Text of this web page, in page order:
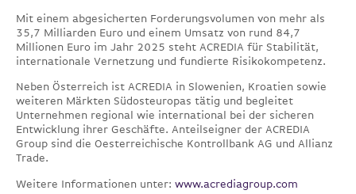
Mit einem abgesicherten Forderungsvolumen von mehr als
35,7 Milliarden Euro und einem Umsatz von rund 84,7
Millionen Euro im Jahr 2025 steht ACREDIA für Stabilität,
internationale Vernetzung und fundierte Risikokompetenz.
Neben Österreich ist ACREDIA in Slowenien, Kroatien sowie
weiteren Märkten Südosteuropas tätig und begleitet
Unternehmen regional wie international bei der sicheren
Entwicklung ihrer Geschäfte. Anteilseigner der ACREDIA
Group sind die Oesterreichische Kontrollbank AG und Allianz
Trade.
Weitere Informationen unter: www.acrediagroup.com